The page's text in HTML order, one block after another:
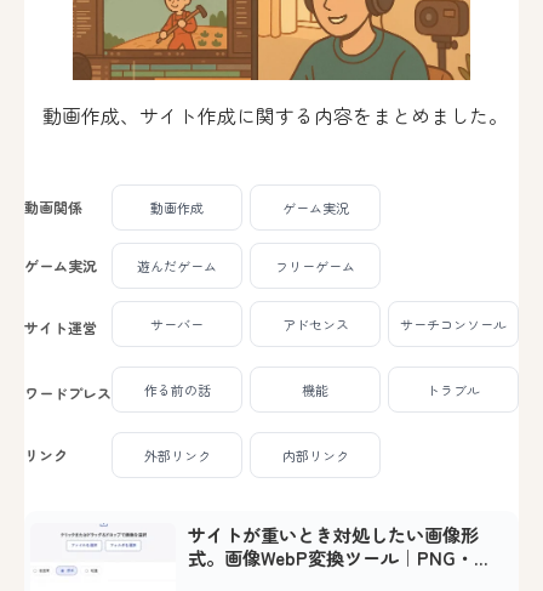
動画作成、サイト作成に関する内容をまとめました。
動画関係 動画作成 ゲーム実況
ゲーム実況 遊んだゲーム フリーゲーム
サイト運営 サーバー アドセンス サーチコンソール
ワードプレス 作る前の話 機能 トラブル
リンク 外部リンク 内部リンク
サイトが重いとき対処したい画像形
式。画像WebP変換ツール｜PNG・